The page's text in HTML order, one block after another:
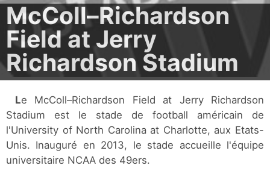
McColl–Richardson
Field at Jerry
Richardson Stadium
Le McColl–Richardson Field at Jerry Richardson
Stadium est le stade de football américain de
l'University of North Carolina at Charlotte, aux Etats-
Unis. Inauguré en 2013, le stade accueille l'équipe
universitaire NCAA des 49ers.